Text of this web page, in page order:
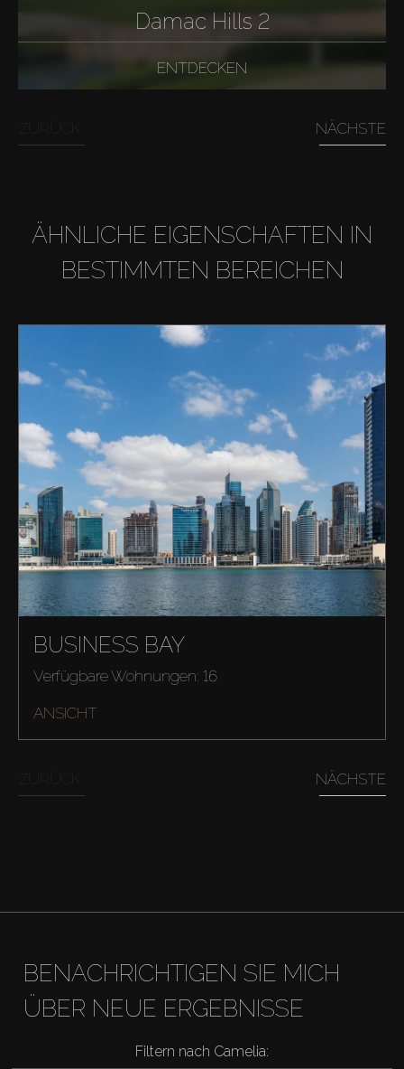
Damac Hills 2
ENTDECKEN
NÄCHSTE
ÄHNLICHE EIGENSCHAFTEN IN
BESTIMMTEN BEREICHEN
BUSINESS BAY
Verfügbare Wohnungen: 16
ANSICHT
NÄCHSTE
BENACHRICHTIGEN SIE MICH
ÜBER NEUE ERGEBNISSE
Filtern nach Camelia: